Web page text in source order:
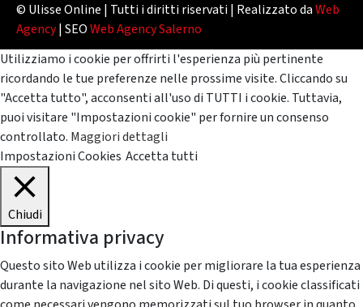
© Ulisse Online | Tutti i diritti riservati | Realizzato daWeb
Agency| SEOWeb Agency Salerno
Utilizziamo i cookie per offrirti l'esperienza più pertinente
ricordando le tue preferenze nelle prossime visite. Cliccando su
"Accetta tutto", acconsenti all'uso di TUTTI i cookie. Tuttavia,
puoi visitare "Impostazioni cookie" per fornire un consenso
controllato. Maggiori dettagli
Impostazioni Cookies Accetta tutti
Chiudi
Informativa privacy
Questo sito Web utilizza i cookie per migliorare la tua esperienza
durante la navigazione nel sito Web. Di questi, i cookie classificati